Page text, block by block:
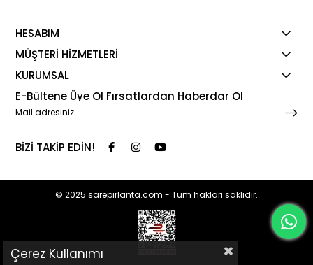
HESABIM
MÜŞTERİ HİZMETLERİ
KURUMSAL
E-Bültene Üye Ol Fırsatlardan Haberdar Ol
BİZİ TAKİP EDİN!
© 2025 sarepirlanta.com - Tüm hakları saklıdır.
Çerez Kullanımı